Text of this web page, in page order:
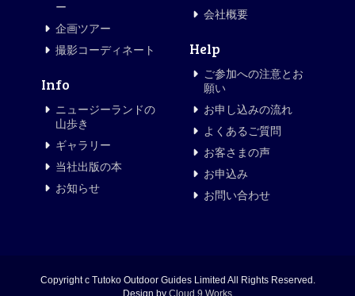
ー
企画ツアー
撮影コーディネート
Info
ニュージーランドの
山歩き
ギャラリー
当社出版の本
お知らせ
会社概要
Help
ご参加への注意とお
願い
お申し込みの流れ
よくあるご質問
お客さまの声
お申込み
お問い合わせ
Copyright c Tutoko Outdoor Guides Limited All Rights Reserved.
Design by Cloud 9 Works